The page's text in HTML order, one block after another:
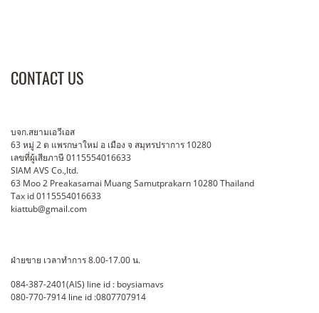
CONTACT US
บจก.สยามเอวีเอส
63 หมู่ 2 ต แพรกษาใหม่ อ เมือง จ สมุทรปราการ 10280
เลขที่ผู้เสียภาษี 0115554016633
SIAM AVS Co.,ltd.
63 Moo 2 Preakasamai Muang Samutprakarn 10280 Thailand
Tax id 0115554016633
kiattub@gmail.com
ฝ่ายขาย เวลาทำการ 8.00-17.00 น.
084-387-2401(AIS) line id : boysiamavs
080-770-7914 line id :0807707914